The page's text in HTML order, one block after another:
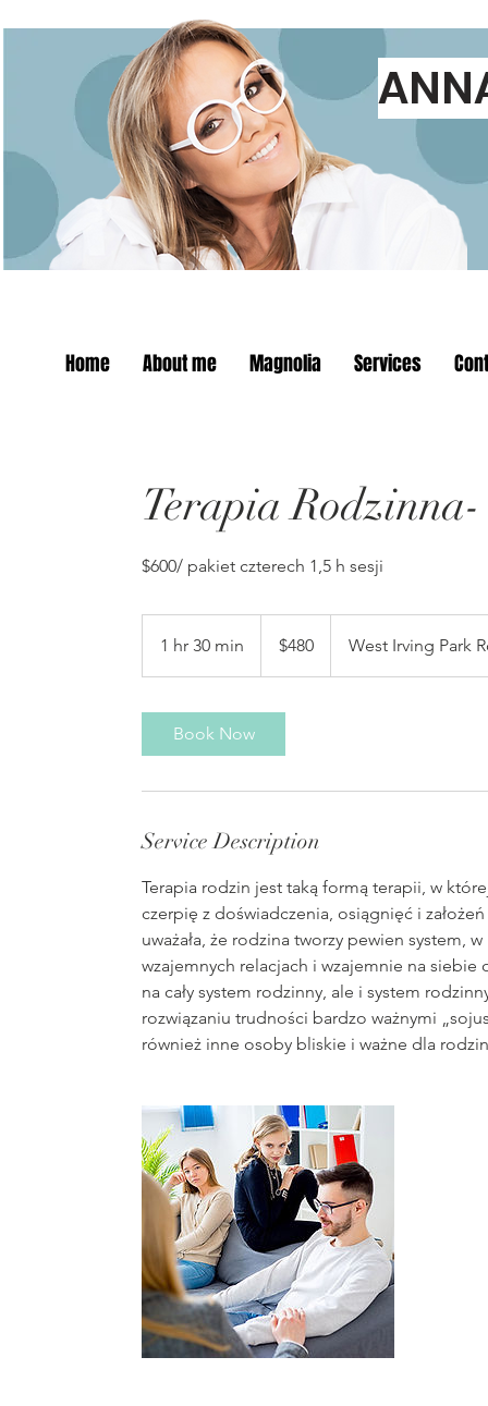
Home About me Magnolia Services
Terapia
$600/ pakiet czterech 1,5 h sesji
1 hr 30 min
h
dollars$480 West Irving Park
Book Now
Service Description
Terapia rodzin jest taką formą terapii, w
czerpię z doświadczenia, osiągnięć i
uważała, że rodzina tworzy pewien system,
wzajemnych relacjach i wzajemnie na
na cały system rodzinny, ale i system
rozwiązaniu trudności bardzo ważnymi
również inne osoby bliskie i ważne dla